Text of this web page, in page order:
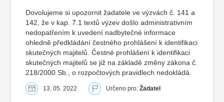
Dovolujeme si upozornit žadatele ve výzvách č. 141 a
142, že v kap. 7.1 textů výzev došlo administrativním
nedopatřením k uvedení nadbytečné informace
ohledně předkládání čestného prohlášení k identifikaci
skutečných majitelů. Čestné prohlášení k identifikaci
skutečných majitelů se již na základě změny zákona č.
218/2000 Sb., o rozpočtových pravidlech nedokládá.
13. 05. 2022 Určeno pro: Žadatel